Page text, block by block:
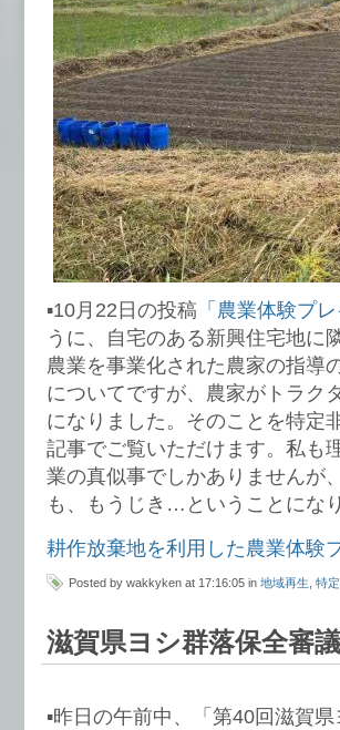
▪️10月22日の投稿 「農業体験プ
うに、自宅のある新興住宅地に
農業を事業化された農家の指導
についてですが、農家がトラク
になりました。そのことを特定
記事でご覧いただけます。私も
業の真似事でしかありませんが
も、もうじき…ということにな
耕作放棄地を利用した農業体験
Posted by wakkyken at 17:16:05 in 地域再生 特
滋賀県ヨシ群落保全審
▪️昨日の午前中、「第40回滋賀